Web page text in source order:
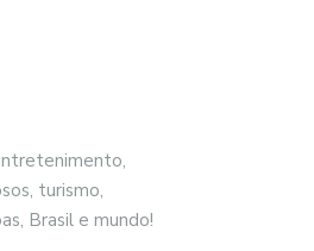
turismo,
Brasil e mundo!